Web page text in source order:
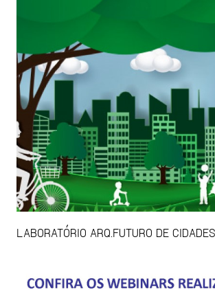
LABORATÓRIO ARQ.FUTURO DE